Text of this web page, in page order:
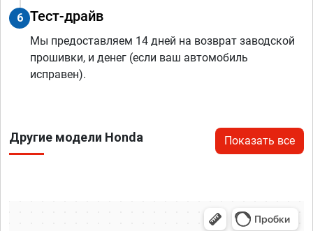
6 Тест-драйв
Мы предоставляем 14 дней на возврат заводской
прошивки, и денег (если ваш автомобиль
исправен).
Другие модели Honda Показать все